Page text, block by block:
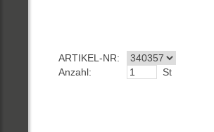
ARTIKEL-NR:
Anzahl:
St